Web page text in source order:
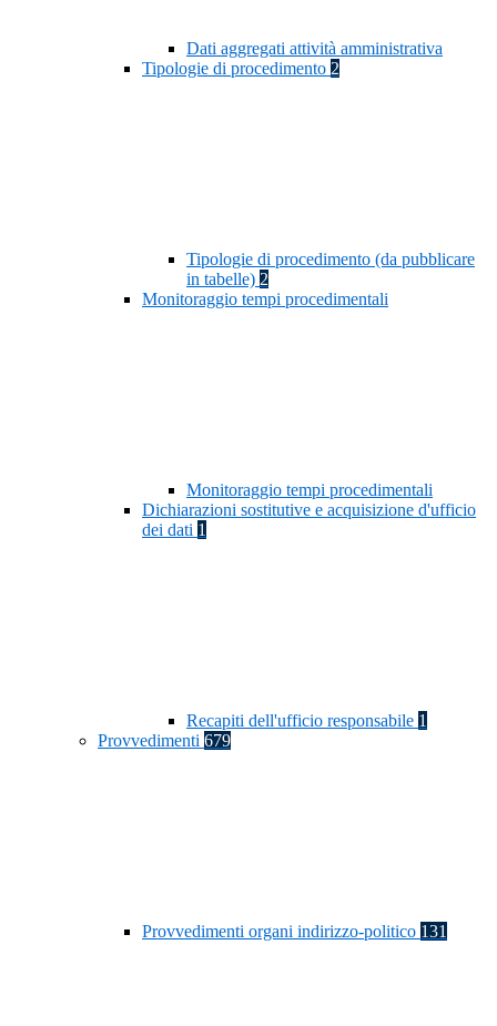
Dati aggregati attività amministrativa
Tipologie di procedimento 2
Tipologie di procedimento (da pubblicare
in tabelle) 2
Monitoraggio tempi procedimentali
Monitoraggio tempi procedimentali
Dichiarazioni sostitutive e acquisizione d'ufficio
dei dati 1
Recapiti dell'ufficio responsabile 1
Provvedimenti 679
Provvedimenti organi indirizzo-politico 131